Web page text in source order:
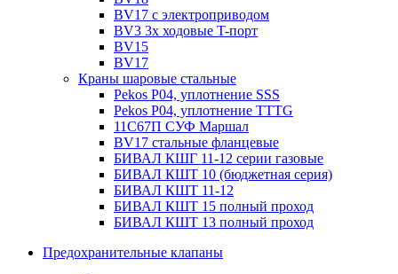
BV17 с электроприводом
BV3 3х ходовые T-порт
BV15
BV17
Краны шаровые стальные
Pekos P04, уплотнение SSS
Pekos P04, уплотнение ТТТG
11С67П СУФ Маршал
BV17 стальные фланцевые
БИВАЛ КШГ 11-12 серии газовые
БИВАЛ КШТ 10 (бюджетная серия)
БИВАЛ КШТ 11-12
БИВАЛ КШТ 15 полный проход
БИВАЛ КШТ 13 полный проход
Предохранительные клапаны